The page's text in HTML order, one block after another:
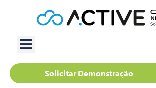
Solicitar Demonstração